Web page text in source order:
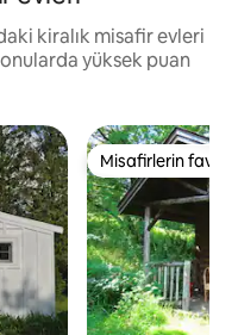
kiralık misafir evleri
yüksek puan
arasındaMisafirlerin
Misafirlerin